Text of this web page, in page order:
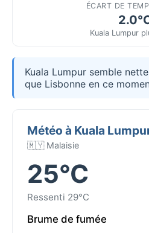
ÉCART DE
Kuala Lumpur
Kuala Lumpur semble
que Lisbonne en ce
Météo à Kuala
🇲🇾 Malaisie
25°C
Ressenti 29°C
Brume de fumée